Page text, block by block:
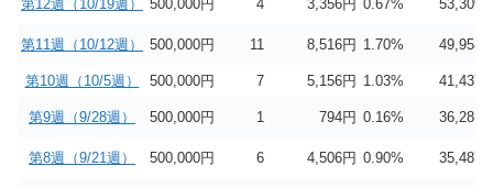
第12週（10/19週） 500,000円 4 3,356円 0.67% 53,309
第11週（10/12週） 500,000円 11 8,516円 1.70% 49,953
第10週（10/5週） 500,000円 7 5,156円 1.03% 41,437
第9週（9/28週） 500,000円 1 794円 0.16% 36,281
第8週（9/21週） 500,000円 6 4,506円 0.90% 35,487